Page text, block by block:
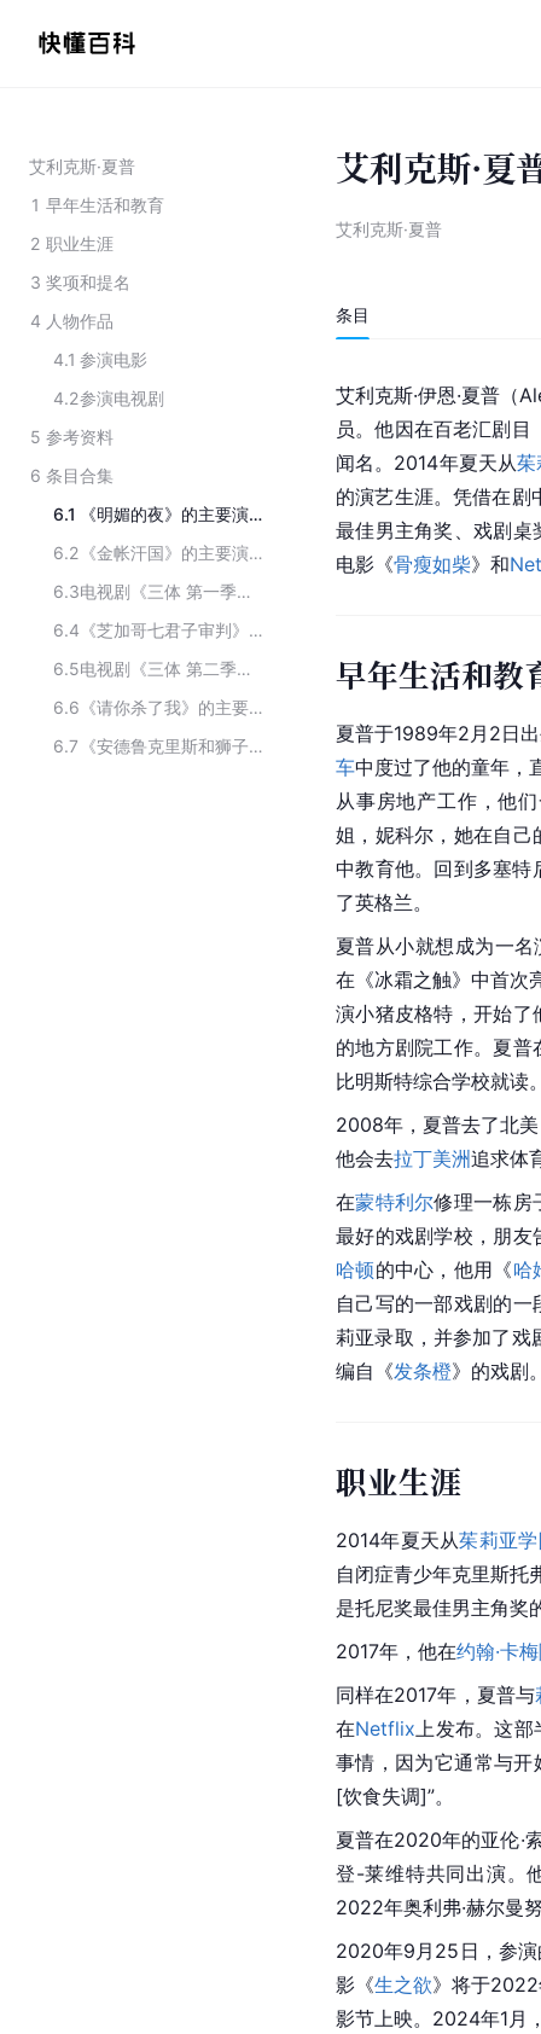
艾利克斯·夏普
1 早年生活和教育
2 职业生涯
3 奖项和提名
4 人物作品
4.1 参演电影
4.2参演电视剧
5 参考资料
6 条目合集
6.1
《明媚的夜》的主要演员
6.2
《金帐汗国》的主要演员
6.3
电视剧《三体 第一季》主要演员
6.4
《芝加哥七君子审判》的主要演员
6.5
电视剧《三体 第二季》的主要演员
6.6
《请你杀了我》的主要演员
6.7
《安德鲁克里斯和狮子》的主要演员
艾利克斯·夏
艾利克斯·夏普
条目
艾利克斯·伊恩·夏普（
员。他因在百老汇剧目
闻名。2014年夏天从茱
的演艺生涯。凭借在剧
最佳男主角奖、戏剧桌
电影《骨瘦如柴》和
早年生活和教
夏普于1989年2月2日
车中度过了他的童年，
从事房地产工作，他
姐，妮科尔，她在自
中教育他。回到多塞特
了英格兰。
夏普从小就想成为一名
在《冰霜之触》中首次
演小猪皮格特，开始
的地方剧院工作。夏普
比明斯特综合学校就读
2008年，夏普去了北
他会去拉丁美洲追求体
在蒙特利尔修理一栋房
最好的戏剧学校，朋友
哈顿的中心，他用《哈
自己写的一部戏剧的
莉亚录取，并参加了
编自《发条橙》的戏剧
职业生涯
2014年夏天从茱莉亚
自闭症青少年克里斯托
是托尼奖最佳男主角奖
2017年，他在约翰·卡
同样在2017年，夏普与
在Netflix 上发布。这
事情，因为它通常与
[饮食失调]”。
夏普在2020年的亚伦·
登-莱维特共同出演。
2022年奥利弗·赫尔曼
2020年9月25日，参演
影《生之欲》将于
影节上映。2024年1月